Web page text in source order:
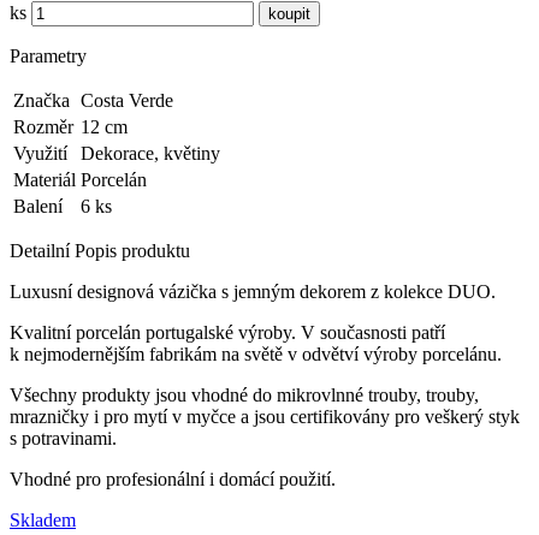
ks
Parametry
Značka Costa Verde
Rozměr 12 cm
Využití
Dekorace, květiny
Materiál Porcelán
Balení
6 ks
Detailní Popis produktu
Luxusní designová vázička s jemným dekorem z kolekce DUO.
Kvalitní porcelán portugalské výroby. V současnosti patří
k nejmodernějším fabrikám na světě v odvětví výroby porcelánu.
Všechny produkty jsou vhodné do mikrovlnné trouby, trouby,
mrazničky i pro mytí v myčce a jsou certifikovány pro veškerý styk
s potravinami.
Vhodné pro profesionální i domácí použití.
Skladem